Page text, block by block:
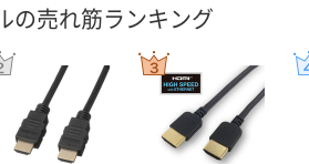
の売れ筋ランキング